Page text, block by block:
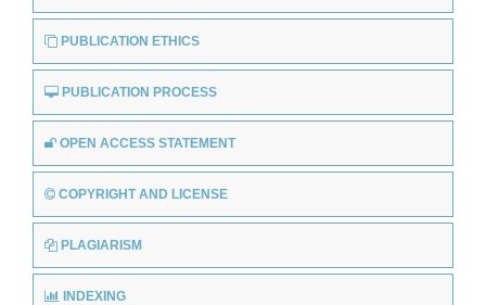
PUBLICATION ETHICS
PUBLICATION PROCESS
OPEN ACCESS STATEMENT
COPYRIGHT AND LICENSE
PLAGIARISM
INDEXING